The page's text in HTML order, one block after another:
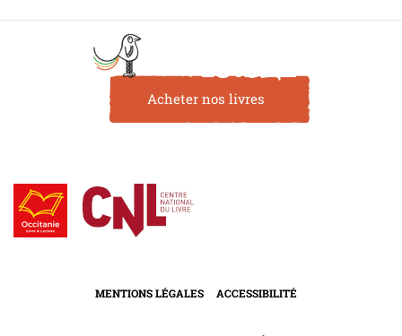
Acheter nos livres
MENTIONS LÉGALES ACCESSIBILITÉ